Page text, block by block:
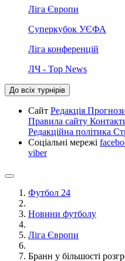
Ліга Європи
Суперкубок УЄФА
Ліга конференцій
ЛЧ - Top News
До всіх турнірів
Сайт Редакція
Правила сайту
Редакційна політика
Соціальні мережі
viber
Футбол 24
Новини футболу
Ліга Європи
Бранн у більшості